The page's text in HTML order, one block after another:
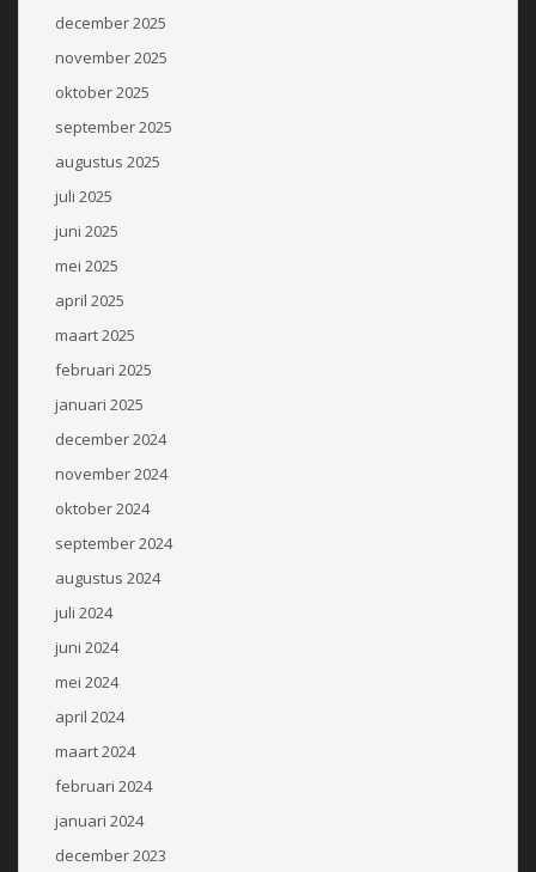
december 2025
november 2025
oktober 2025
september 2025
augustus 2025
juli 2025
juni 2025
mei 2025
april 2025
maart 2025
februari 2025
januari 2025
december 2024
november 2024
oktober 2024
september 2024
augustus 2024
juli 2024
juni 2024
mei 2024
april 2024
maart 2024
februari 2024
januari 2024
december 2023